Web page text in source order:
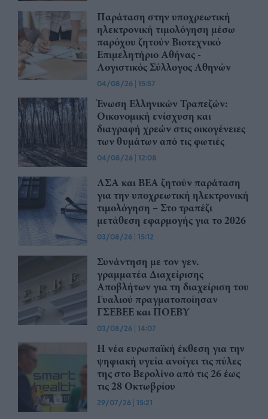
Παράταση στην υποχρεωτική
ηλεκτρονική τιμολόγηση μέσω
παρόχου ζητούν Βιοτεχνικό
Επιμελητήριο Αθήνας -
Λογιστικός Σύλλογος Αθηνών
04/08/26 | 15:57
Ένωση Ελληνικών Τραπεζών:
Οικονομική ενίσχυση και
διαγραφή χρεών στις οικογένειες
των θυμάτων από τις φωτιές
04/08/26 | 12:08
ΛΣΑ και ΒΕΑ ζητούν παράταση
για την υποχρεωτική ηλεκτρονική
τιμολόγηση – Στο τραπέζι
μετάθεση εφαρμογής για το 2026
03/08/26 | 15:12
Συνάντηση με τον γεν.
γραμματέα Διαχείρισης
Αποβλήτων για τη διαχείριση του
Γυαλιού πραγματοποίησαν
ΓΣΕΒΕΕ και ΠΟΕΒΥ
03/08/26 | 14:07
Η νέα ευρωπαϊκή έκθεση για την
ψηφιακή υγεία ανοίγει τις πύλες
της στο Βερολίνο από τις 26 έως
τις 28 Οκτωβρίου
29/07/26 | 15:21